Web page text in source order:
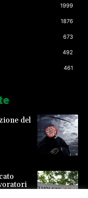
1999
1876
673
492
461
del